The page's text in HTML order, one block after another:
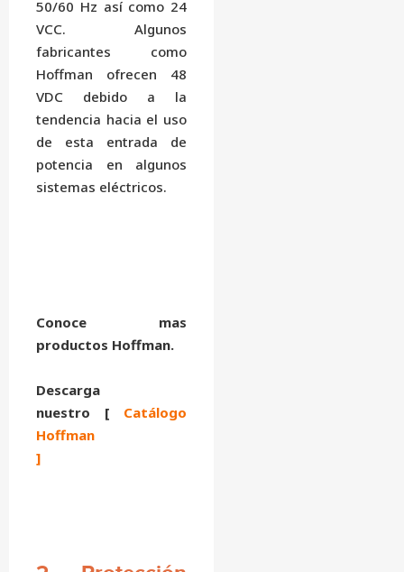
50/60 Hz así como 24
VCC. Algunos
fabricantes como
Hoffman ofrecen 48
VDC debido a la
tendencia hacia el uso
de esta entrada de
potencia en algunos
sistemas eléctricos.
Conoce mas
productos Hoffman.
Descarga
nuestro [ Catálogo
Hoffman
]